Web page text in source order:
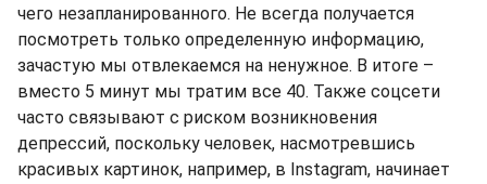
чего незапланированного. Не всегда получается
посмотреть только определенную информацию,
зачастую мы отвлекаемся на ненужное. В итоге –
вместо 5 минут мы тратим все 40. Также соцсети
часто связывают с риском возникновения
депрессий, поскольку человек, насмотревшись
красивых картинок, например, в Instagram, начинает